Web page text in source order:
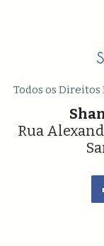
Todos os
Rua